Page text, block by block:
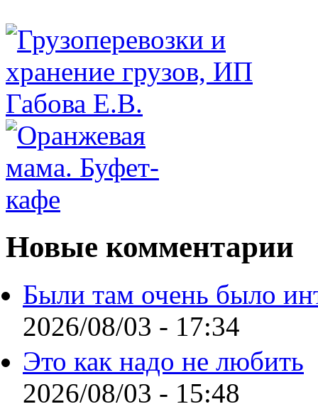
Новые комментарии
Были там очень было
2026/08/03 - 17:34
Это как надо не любить
2026/08/03 - 15:48